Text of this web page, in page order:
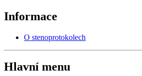
Informace
O stenoprotokolech
Hlavní menu